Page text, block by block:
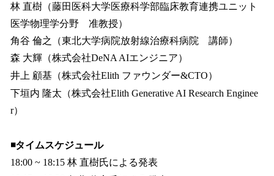
林 直樹（藤田医科大学医療科学部臨床教育連携ユニット
医学物理学分野 准教授）
角谷 倫之（東北大学病院放射線治療科病院 講師）
森 大輝（株式会社DeNA AIエンジニア）
井上 顧基（株式会社Elith ファウンダー&CTO）
下垣内 隆太（株式会社Elith Generative AI Research Enginee
r）
◾️タイムスケジュール
18:00 ~ 18:15 林 直樹氏による発表